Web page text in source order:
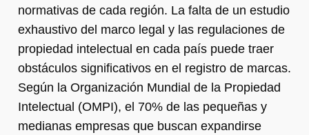
normativas de cada región. La falta de un estudio
exhaustivo del marco legal y las regulaciones de
propiedad intelectual en cada país puede traer
obstáculos significativos en el registro de marcas.
Según la Organización Mundial de la Propiedad
Intelectual (OMPI), el 70% de las pequeñas y
medianas empresas que buscan expandirse